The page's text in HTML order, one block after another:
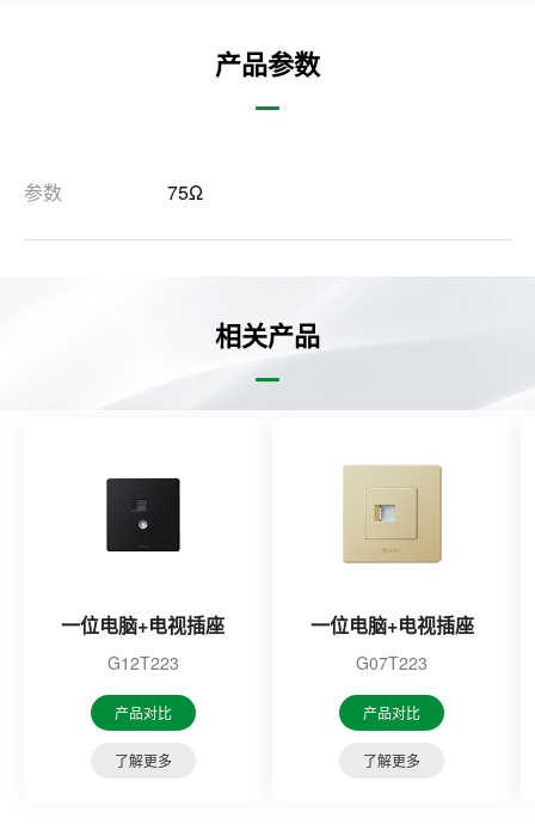
产品参数
参数 75Ω
相关产品
一位电脑+电视插座
G12T223
产品对比
了解更多
一位电脑+电视插座
G07T223
产品对比
了解更多